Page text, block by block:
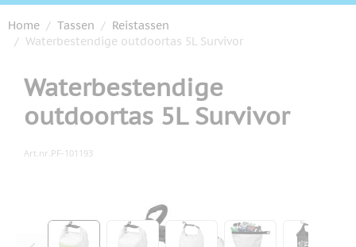
Home / Tassen / Reistassen
/ Waterbestendige outdoortas 5L Survivor
Waterbestendige
outdoortas 5L Survivor
Art.nr. PF-101193
Klik om afbeelding op volledig scherm te bekijken
View larger imageView larger imageView larger image
View larger